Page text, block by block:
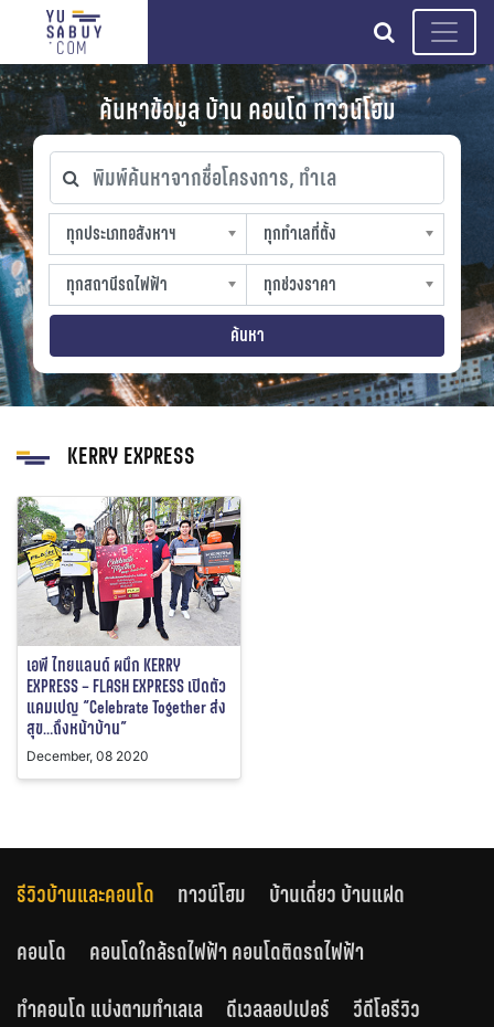
search
ค้นหาข้อมูล บ้าน คอนโด ทาวน์โฮม
พิมพ์ค้นหาจากชื่อโครงการ, ทำเล
ทุกประเภทอสังหาฯ
ทุกประเภทอสังหาฯ
sproperty
ทุกทำเลที่ตั้ง
ทุกทำเลที่ตั้ง
slocation
ทุกสถานีรถไฟฟ้า
ทุกสถานีรถไฟฟ้า
strain-station
ทุกช่วงราคา
ทุกช่วงราคา
sprice
ค้นหา
KERRY EXPRESS
เอพี ไทยแลนด์ ผนึก KERRY
EXPRESS – FLASH EXPRESS เปิดตัว
แคมเปญ “Celebrate Together ส่ง
สุข…ถึงหน้าบ้าน”
December, 08 2020
รีวิวบ้านและคอนโด ทาวน์โฮม
บ้านเดี่ยว บ้านแฝด
คอนโด
คอนโดใกล้รถไฟฟ้า คอนโดติดรถไฟฟ้า
ทำคอนโด แบ่งตามทำเลเล
ดีเวลลอปเปอร์ วีดีโอรีวิว